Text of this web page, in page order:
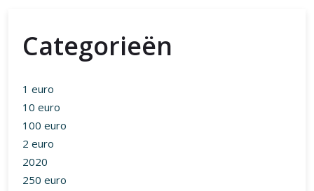
Categorieën
1 euro
10 euro
100 euro
2 euro
2020
250 euro